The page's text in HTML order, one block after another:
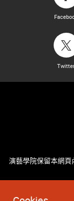
演藝學院保留本網頁